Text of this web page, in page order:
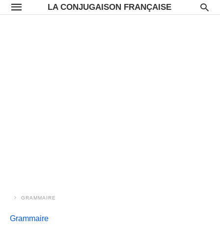
LA CONJUGAISON FRANÇAISE
GRAMMAIRE
Grammaire